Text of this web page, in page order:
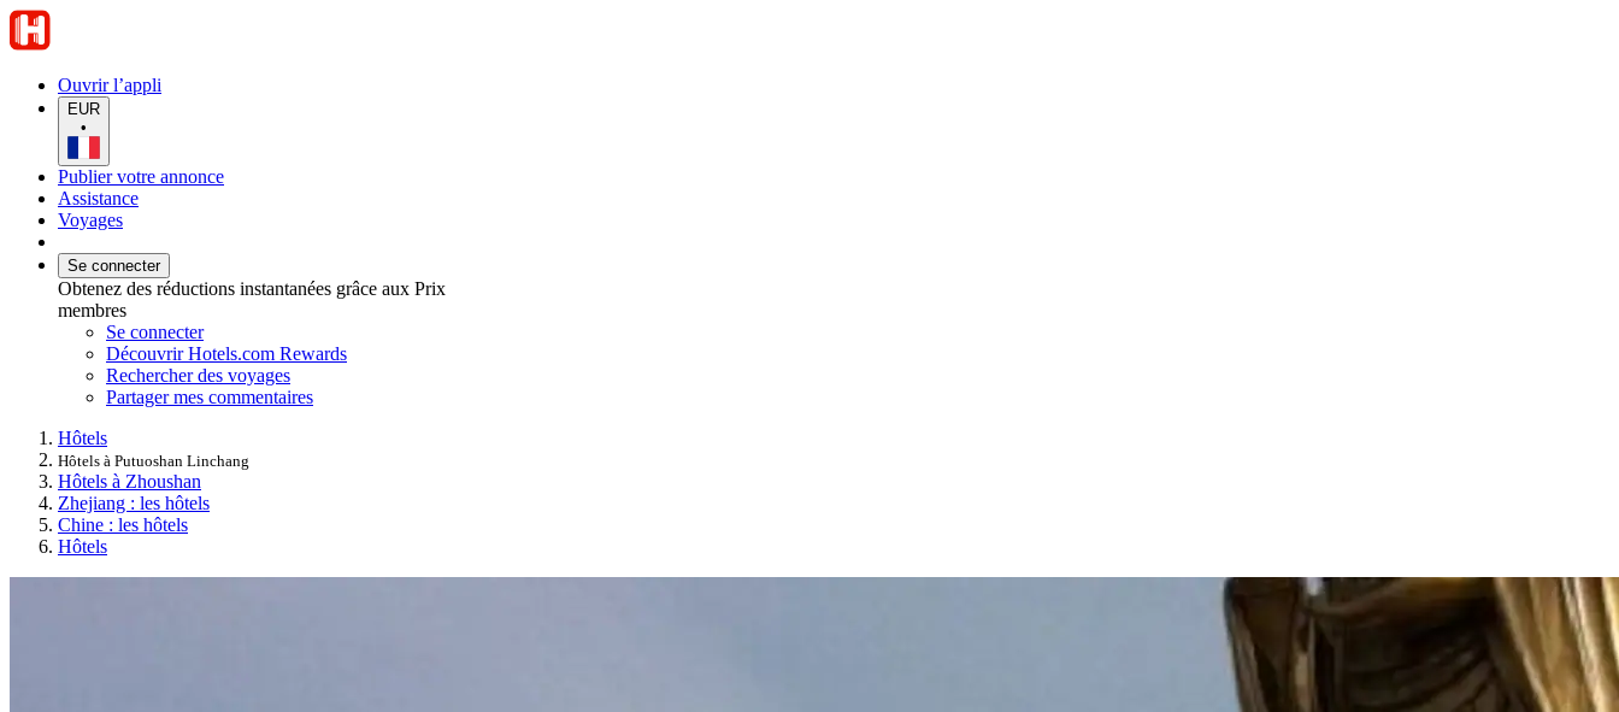
Ouvrir l’appli
EUR
•
Publier votre annonce
Assistance
Voyages
Se connecter
Obtenez des réductions instantanées grâce aux Prix
membres
Se connecter
Découvrir Hotels.com Rewards
Rechercher des voyages
Partager mes commentaires
Hôtels
Hôtels à Putuoshan Linchang
Hôtels à Zhoushan
Zhejiang : les hôtels
Chine : les hôtels
Hôtels